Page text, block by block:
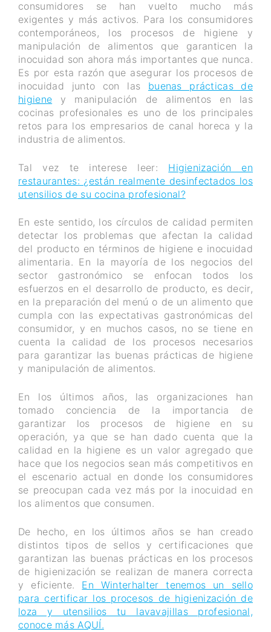
consumidores se han vuelto mucho más
exigentes y más activos. Para los consumidores
contemporáneos, los procesos de higiene y
manipulación de alimentos que garanticen la
inocuidad son ahora más importantes que nunca.
Es por esta razón que asegurar los procesos de
inocuidad junto con las buenas prácticas de
higiene y manipulación de alimentos en las
cocinas profesionales es uno de los principales
retos para los empresarios de canal horeca y la
industria de alimentos.
Tal vez te interese leer: Higienización en
restaurantes: ¿están realmente desinfectados los
utensilios de su cocina profesional?
En este sentido, los círculos de calidad permiten
detectar los problemas que afectan la calidad
del producto en términos de higiene e inocuidad
alimentaria. En la mayoría de los negocios del
sector gastronómico se enfocan todos los
esfuerzos en el desarrollo de producto, es decir,
en la preparación del menú o de un alimento que
cumpla con las expectativas gastronómicas del
consumidor, y en muchos casos, no se tiene en
cuenta la calidad de los procesos necesarios
para garantizar las buenas prácticas de higiene
y manipulación de alimentos.
En los últimos años, las organizaciones han
tomado conciencia de la importancia de
garantizar los procesos de higiene en su
operación, ya que se han dado cuenta que la
calidad en la higiene es un valor agregado que
hace que los negocios sean más competitivos en
el escenario actual en donde los consumidores
se preocupan cada vez más por la inocuidad en
los alimentos que consumen.
De hecho, en los últimos años se han creado
distintos tipos de sellos y certificaciones que
garantizan las buenas prácticas en los procesos
de higienización se realizan de manera correcta
y eficiente. En Winterhalter tenemos un sello
para certificar los procesos de higienización de
loza y utensilios tu lavavajillas profesional,
conoce más AQUÍ.